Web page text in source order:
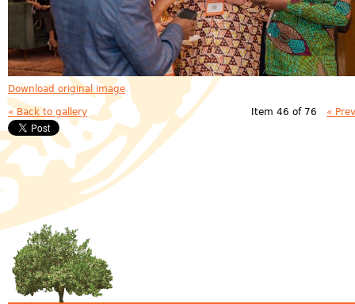
Download original image
« Back to gallery Item 46 of 76 «